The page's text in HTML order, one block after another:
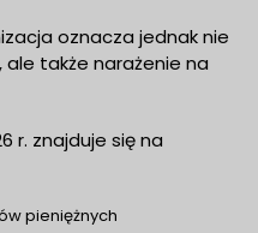
oznacza jednak nie
ale także narażenie na
r. znajduje się na
pieniężnych